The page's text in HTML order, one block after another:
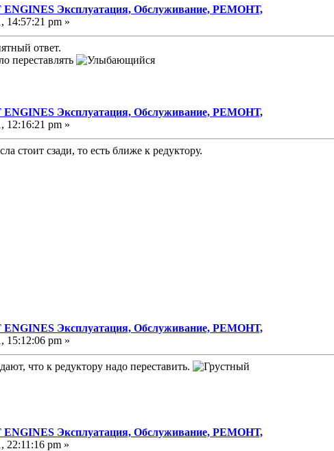
Эксплуатация, Обслуживание, РЕМОНТ,
14:57:21 pm »
ответ.
переставлять
Эксплуатация, Обслуживание, РЕМОНТ,
12:16:21 pm »
стоит сзади, то есть ближе к редуктору.
Эксплуатация, Обслуживание, РЕМОНТ,
15:12:06 pm »
что к редуктору надо переставить.
Эксплуатация, Обслуживание, РЕМОНТ,
22:11:16 pm »